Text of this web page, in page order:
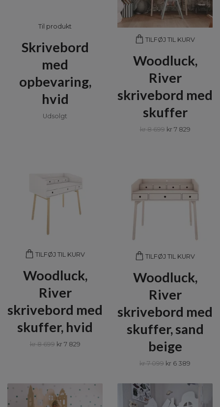
Til produkt
Skrivebord
med
opbevaring,
hvid
Udsolgt
TILFØJ TIL KURV
Woodluck,
River
skrivebord med
skuffer
kr 8 699 kr 7 829
TILFØJ TIL KURV
Woodluck,
River
skrivebord med
skuffer, hvid
kr 8 699 kr 7 829
TILFØJ TIL KURV
Woodluck,
River
skrivebord med
skuffer, sand
beige
kr 7 099 kr 6 389